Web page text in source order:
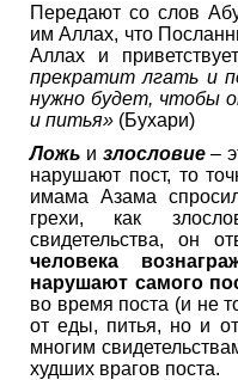
Передают со слов
им Аллах, что
Аллах и
прекратит лгать и
нужно будет, чтобы
и питья» (Бухари)
Ложь и злословие–
нарушают пост, то
имама Азама
грехи, как
свидетельства, он
человека
нарушают самого
во время поста (и не
от еды, питья, но и от
многим
худших врагов поста.